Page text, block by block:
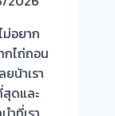
ม่อยาก
กไถ่ถอน
น้าเรา
ดและ